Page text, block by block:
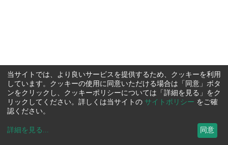
当サイトでは、より良いサービスを提供するため、クッキーを利用
しています。クッキーの使用に同意いただける場合は「同意」ボタ
ンをクリックし、クッキーポリシーについては「詳細を見る」をク
リックしてください。詳しくは当サイトの サイトポリシー をご確
認ください。
詳細を見る ... 同意